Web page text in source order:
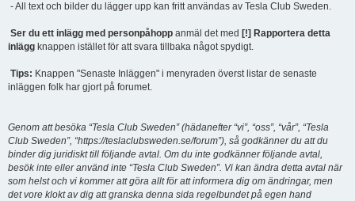
- All text och bilder du lägger upp kan fritt användas av Tesla Club Sweden.
Ser du ett inlägg med personpåhopp anmäl det med [!] Rapportera detta
inlägg knappen istället för att svara tillbaka något spydigt.
Tips: Knappen "Senaste Inläggen" i menyraden överst listar de senaste
inläggen folk har gjort på forumet.
Genom att besöka “Tesla Club Sweden” (hädanefter “vi”, “oss”, “vår”, “Tesla
Club Sweden”, “https://teslaclubsweden.se/forum”), så godkänner du att du
binder dig juridiskt till följande avtal. Om du inte godkänner följande avtal,
besök inte eller använd inte “Tesla Club Sweden”. Vi kan ändra detta avtal när
som helst och vi kommer att göra allt för att informera dig om ändringar, men
det vore klokt av dig att granska denna sida regelbundet på egen hand